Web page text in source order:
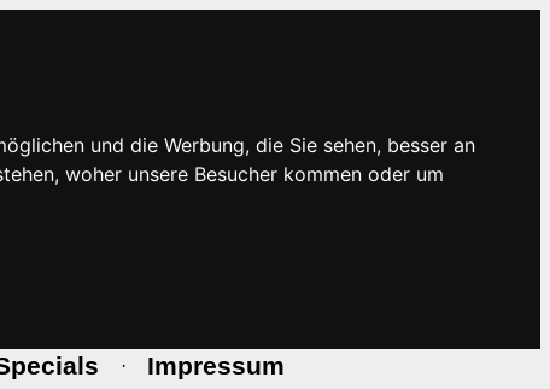
und die Werbung, die Sie sehen, besser an
woher unsere Besucher kommen oder um
· Impressum